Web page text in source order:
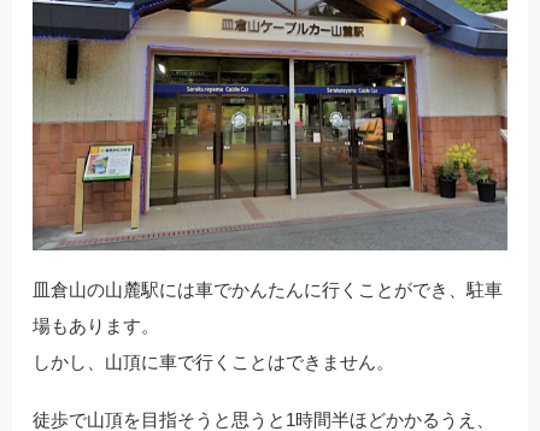
皿倉山の山麓駅には車でかんたんに行くことができ、駐車
場もあります。
しかし、山頂に車で行くことはできません。
徒歩で山頂を目指そうと思うと1時間半ほどかかるうえ、